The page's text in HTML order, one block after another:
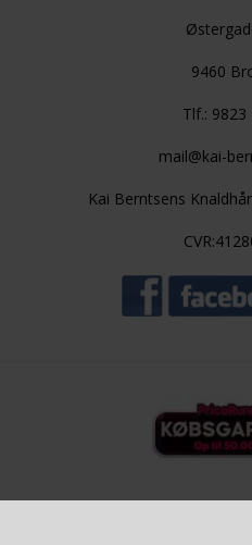
9460
Tlf.: 9823
mail@kai-
Kai Berntsens